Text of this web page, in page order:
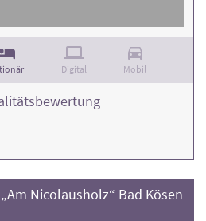
Digital Mobil
Nicolausholz“ Bad Kösen